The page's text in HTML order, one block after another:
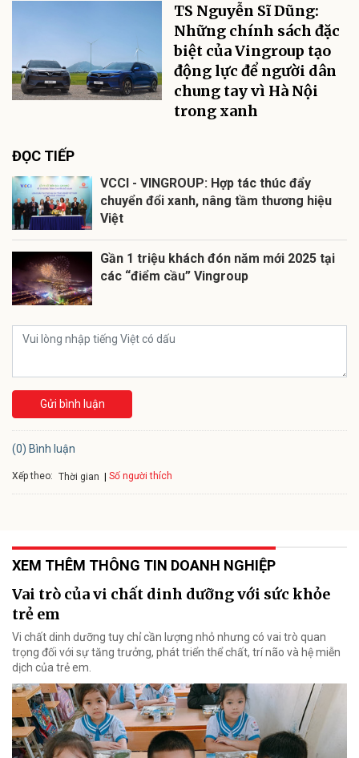
TS Nguyễn Sĩ Dũng:
Những chính sách đặc
biệt của Vingroup tạo
động lực để người dân
chung tay vì Hà Nội
trong xanh
ĐỌC TIẾP
VCCI - VINGROUP: Hợp tác thúc đẩy
chuyển đổi xanh, nâng tầm thương hiệu
Việt
Gần 1 triệu khách đón năm mới 2025 tại
các “điểm cầu” Vingroup
Gửi bình luận
(0) Bình luận
Xếp theo: Thời gian Số người thích
XEM THÊM THÔNG TIN DOANH NGHIỆP
Vai trò của vi chất dinh dưỡng với sức khỏe
trẻ em
Vi chất dinh dưỡng tuy chỉ cần lượng nhỏ nhưng có vai trò quan
trọng đối với sự tăng trưởng, phát triển thể chất, trí não và hệ miễn
dịch của trẻ em.